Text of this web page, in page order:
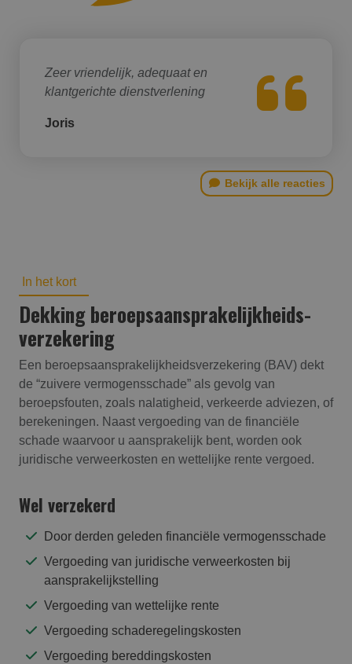
Zeer vriendelijk, adequaat en
klantgerichte dienstverlening
Joris
Bekijk alle reacties
In het kort
Dekking beroepsaansprakelijk­heids­
verzekering
Een beroepsaansprakelijkheidsverzekering (BAV) dekt
de “zuivere vermogensschade” als gevolg van
beroepsfouten, zoals nalatigheid, verkeerde adviezen, of
berekeningen. Naast vergoeding van de financiële
schade waarvoor u aansprakelijk bent, worden ook
juridische verweerkosten en wettelijke rente vergoed.
Wel verzekerd
Door derden geleden financiële vermogensschade
Vergoeding van juridische verweerkosten bij
aansprakelijkstelling
Vergoeding van wettelijke rente
Vergoeding schaderegelingskosten
Vergoeding bereddingskosten